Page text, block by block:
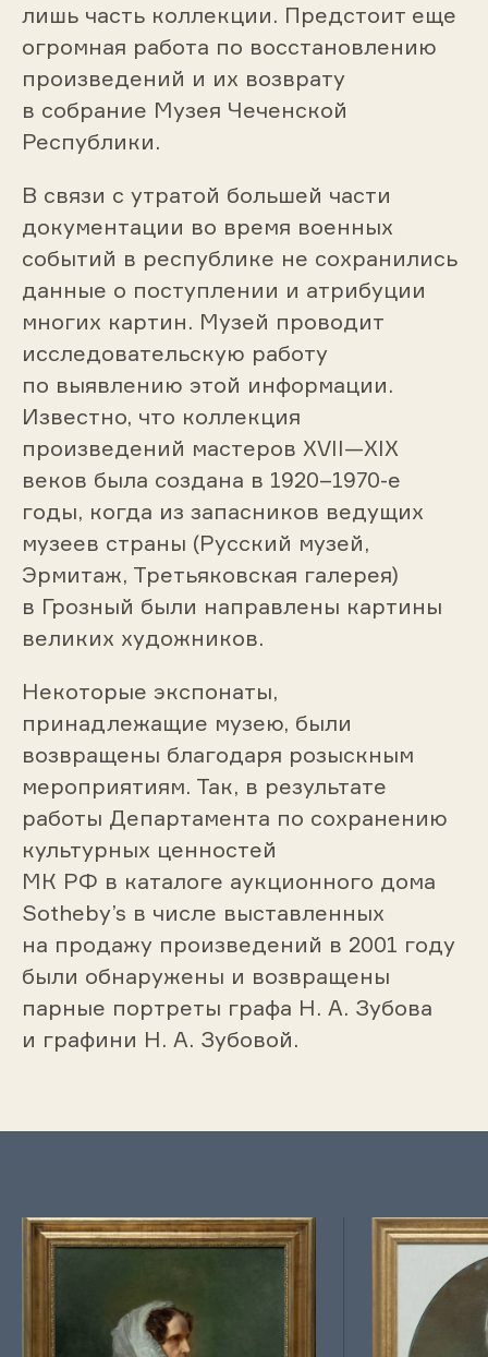
лишь часть коллекции. Предстоит еще
огромная работа по восстановлению
произведений и их возврату
в собрание Музея Чеченской
Республики.
В связи с утратой большей части
документации во время военных
событий в республике не сохранились
данные о поступлении и атрибуции
многих картин. Музей проводит
исследовательскую работу
по выявлению этой информации.
Известно, что коллекция
произведений мастеров ХVII—ХIХ
веков была создана в 1920–1970-е
годы, когда из запасников ведущих
музеев страны (Русский музей,
Эрмитаж, Третьяковская галерея)
в Грозный были направлены картины
великих художников.
Некоторые экспонаты,
принадлежащие музею, были
возвращены благодаря розыскным
мероприятиям. Так, в результате
работы Департамента по сохранению
культурных ценностей
МК РФ в каталоге аукционного дома
Sotheby’s в числе выставленных
на продажу произведений в 2001 году
были обнаружены и возвращены
парные портреты графа Н. А. Зубова
и графини Н. А. Зубовой.